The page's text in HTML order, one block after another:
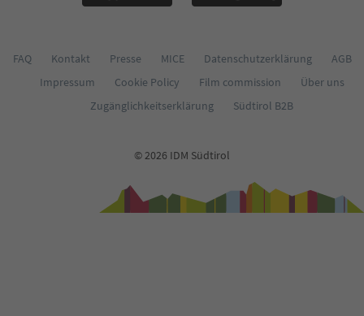
FAQ Kontakt Presse MICE Datenschutzerklärung
AGB
Impressum
Cookie Policy Film commission
Über uns
Zugänglichkeitserklärung
Südtirol B2B
© 2026 IDM Südtirol